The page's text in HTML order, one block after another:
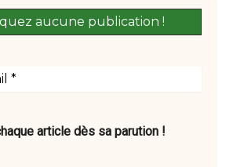
article dès sa parution !